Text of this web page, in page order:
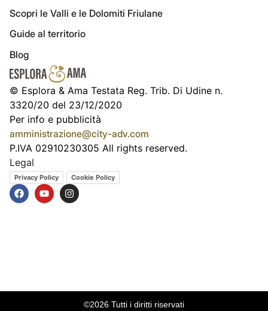
Scopri le Valli e le Dolomiti Friulane
Guide al territorio
Blog
© Esplora & Ama Testata Reg. Trib. Di Udine n.
3320/20 del 23/12/2020
Per info e pubblicità
amministrazione@city-adv.com
P.IVA 02910230305 All rights reserved.
Legal
Privacy Policy Cookie Policy
©2026 Tutti i diritti riservati